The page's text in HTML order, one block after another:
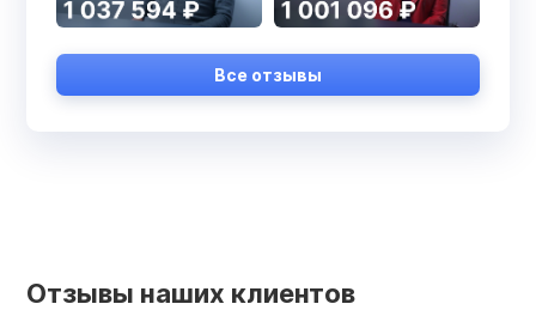
Все отзывы
Отзывы наших клиентов